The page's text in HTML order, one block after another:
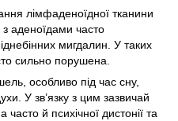
лімфаденоїдної тканини
аденоїдами часто
мигдалин. У таких
сильно порушена.
особливо під час сну,
У зв’язку з цим зазвичай
й психічної дистонії та